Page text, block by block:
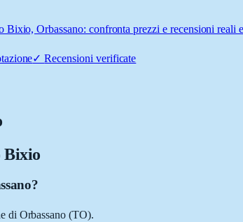
Orbassano: confronta prezzi e recensioni reali
✓Recensioni verificate
Bixio
di Orbassano (TO).